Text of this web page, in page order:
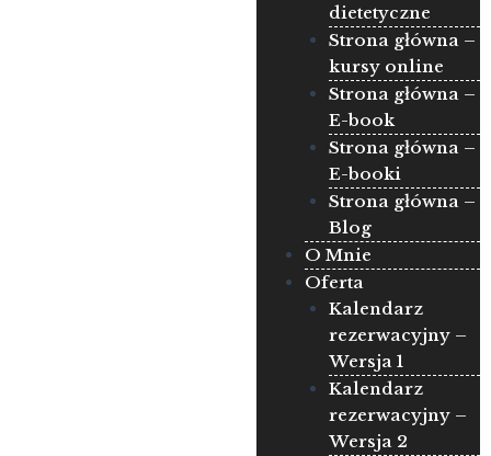
dietetyczne
Strona główna –
kursy online
Strona główna –
E-book
Strona główna –
E-booki
Strona główna –
Blog
O Mnie
Oferta
Kalendarz
rezerwacyjny –
Wersja 1
Kalendarz
rezerwacyjny –
Wersja 2